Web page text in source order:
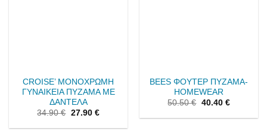
CROISE’ ΜΟΝΟΧΡΩΜΗ
ΓΥΝΑΙΚΕΙΑ ΠΥΖΑΜΑ ΜΕ
ΔΑΝΤΕΛΑ
34.90€ 27.90 €
BEES ΦΟΥΤΕΡ ΠΥΖΑΜΑ-
HOMEWEAR
50.50€ 40.40 €